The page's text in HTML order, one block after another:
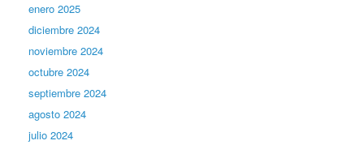
enero 2025
diciembre 2024
noviembre 2024
octubre 2024
septiembre 2024
agosto 2024
julio 2024